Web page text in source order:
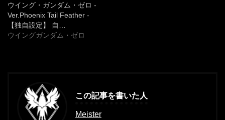
ウイング・ガンダム・ゼロ -
Ver.Phoenix Tail Feather -
【独自設定】 自…
ウイングガンダム・ゼロ
この記事を書いた人
Meister